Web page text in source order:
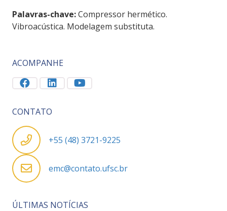
Palavras-chave:Compressor hermético.
Vibroacústica. Modelagem substituta.
ACOMPANHE
CONTATO
+55 (48) 3721-9225
emc@contato.ufsc.br
ÚLTIMAS NOTÍCIAS